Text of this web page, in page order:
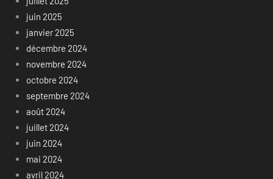
juin 2025
janvier 2025
décembre 2024
novembre 2024
octobre 2024
septembre 2024
août 2024
juillet 2024
juin 2024
mai 2024
avril 2024